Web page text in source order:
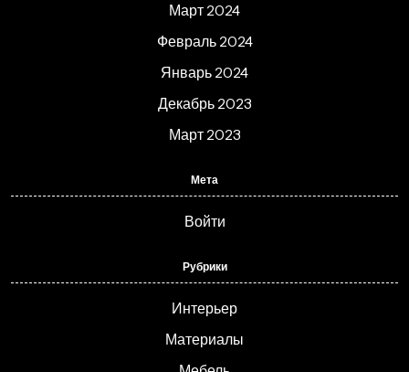
Март 2024
Февраль 2024
Январь 2024
Декабрь 2023
Март 2023
Мета
Войти
Рубрики
Интерьер
Материалы